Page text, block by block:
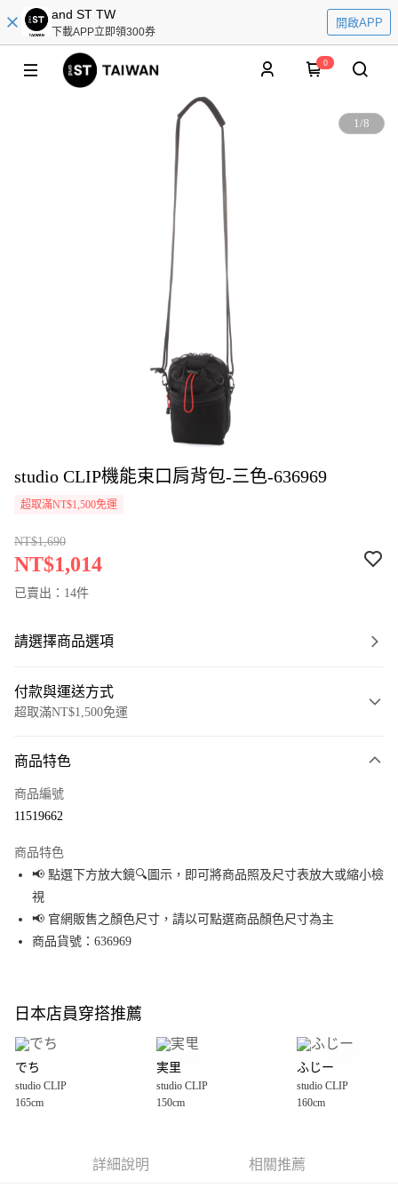
and ST TW
下載APP立即領300券
開啟APP
0
1/8
studio CLIP機能束口肩背包-三色-636969
超取滿NT$1,500免運
NT$1,690
NT$1,014
已賣出：14件
請選擇商品選項
付款與運送方式
超取滿NT$1,500免運
信用卡一次付款
Apple Pay
街口支付
悠遊付
全盈+PAY
大哥付你分期
【大哥付你分期使用說明】
1.本服務由台灣大哥大提供，台灣大哥大用戶可立即使用無須另外申請。
2.付款方式選擇「大哥付你分期」，訂單成立後會自動跳轉到大哥付的交易
3.實際核准額度、可分期數及費用金額請依後續交易確認頁面所載為準。
4.訂單成立30分鐘內，如未前往確認交易或遇審核未通過，訂單將自動取
AFTEE先享後付
商品特色
商品編號
11519662
商品特色
📢 點選下方放大鏡🔍圖示，即可將商品照及尺寸表放大或縮小檢
視
📢 官網販售之顏色尺寸，請以可點選商品顏色尺寸為主
商品貨號：636969
日本店員穿搭推薦
でち
studio CLIP
165cm
実里
studio CLIP
150cm
ふじー
studio CLIP
160cm
詳細說明 相關推薦